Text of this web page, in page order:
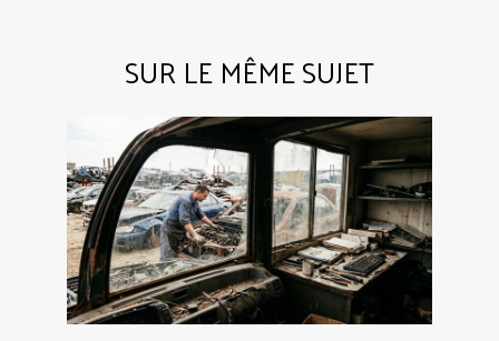
SUR LE MÊME SUJET